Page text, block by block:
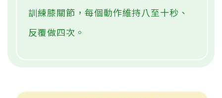
訓練膝關節，每個動作維持八至十秒、
反覆做四次。